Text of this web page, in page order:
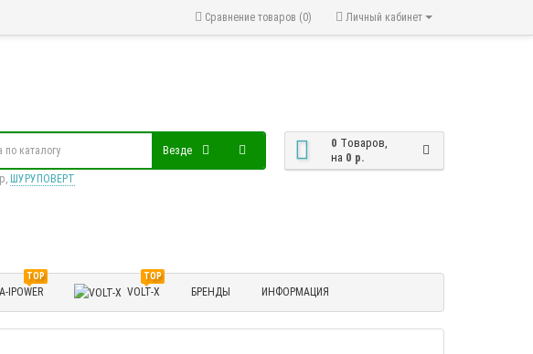
Личный кабинет
Сравнение товаров (0)
0 Tоваров,
на 0 р.
Везде
ШУРУПОВЕРТ
TOP
A-IPOWER
TOP
VOLT-X БРЕНДЫ ИНФОРМАЦИЯ